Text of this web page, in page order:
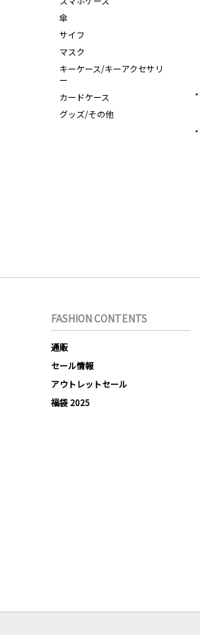
傘
サイフ
マスク
キーケース/キーアクセサリ
ー
カードケース
グッズ/その他
FASHION CONTENTS
通販
セール情報
アウトレットセール
福袋 2025